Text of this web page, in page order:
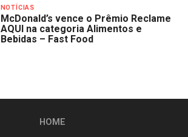
NOTÍCIAS
McDonald’s vence o Prêmio Reclame
AQUI na categoria Alimentos e
Bebidas – Fast Food
HOME